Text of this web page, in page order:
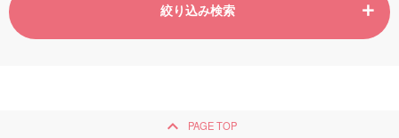
絞り込み検索
keyboard_arrow_up PAGE TOP